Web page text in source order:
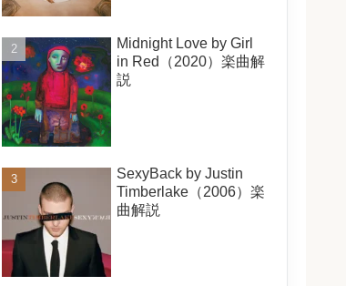
Midnight Love by Girl
in Red（2020）楽曲解
説
SexyBack by Justin
Timberlake（2006）楽
曲解説